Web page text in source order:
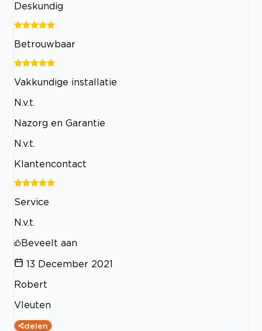
Deskundig
Betrouwbaar
Vakkundige installatie
N.v.t.
Nazorg en Garantie
N.v.t.
Klantencontact
Service
N.v.t.
Beveelt aan
13 December 2021
Robert
Vleuten
delen